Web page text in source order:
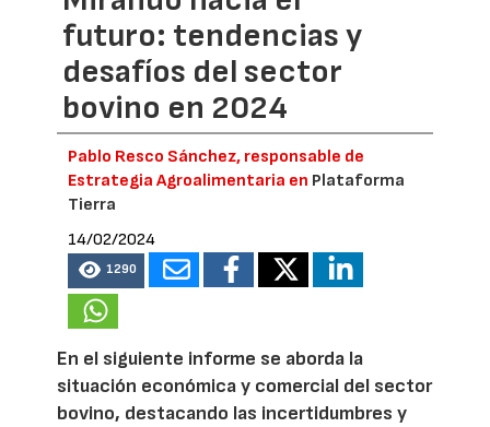
futuro: tendencias y
desafíos del sector
bovino en 2024
Pablo Resco Sánchez, responsable de
Estrategia Agroalimentaria en Plataforma
Tierra
14/02/2024
1290
En el siguiente informe se aborda la
situación económica y comercial del sector
bovino, destacando las incertidumbres y